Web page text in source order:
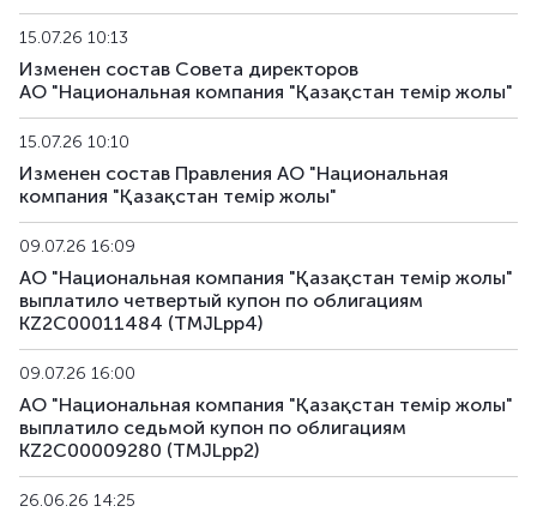
15.07.26 10:13
Изменен состав Совета директоров
АО "Национальная компания "Қазақстан темір жолы"
15.07.26 10:10
Изменен состав Правления АО "Национальная
компания "Қазақстан темір жолы"
09.07.26 16:09
АО "Национальная компания "Қазақстан темір жолы"
выплатило четвертый купон по облигациям
KZ2C00011484 (TMJLpp4)
09.07.26 16:00
АО "Национальная компания "Қазақстан темір жолы"
выплатило седьмой купон по облигациям
KZ2C00009280 (TMJLpp2)
26.06.26 14:25